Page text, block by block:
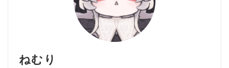
ねむり